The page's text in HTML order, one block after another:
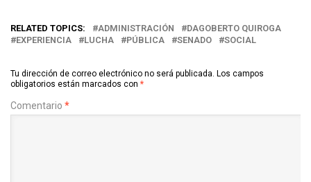
RELATED TOPICS: ADMINISTRACIÓN
DAGOBERTO QUIROGA
EXPERIENCIA
LUCHA PÚBLICA SENADO SOCIAL
Tu dirección de correo electrónico no será publicada. Los campos
obligatorios están marcados con *
Comentario *